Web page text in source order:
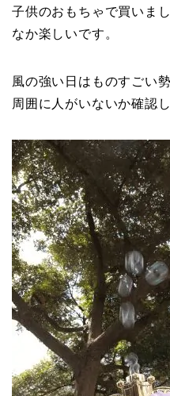
子供のおもちゃで買いま
なか楽しいです。
風の強い日はものすごい
周囲に人がいないか確認